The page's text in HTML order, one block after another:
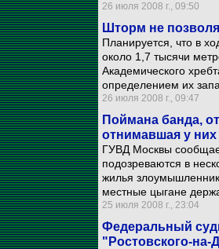
26 июля 2008 г., 09:50
Шторм не
Планируется, что в
около 1,7 тысячи
Академического
определением их
26 июля 2008 г., 09:47
Поймана банда,
отнимавшая у
ГУВД Москвы
подозреваются в
жилья
местные цыгане
25 июля 2008 г., 23:04
Федеральный
"Ростовского-на-